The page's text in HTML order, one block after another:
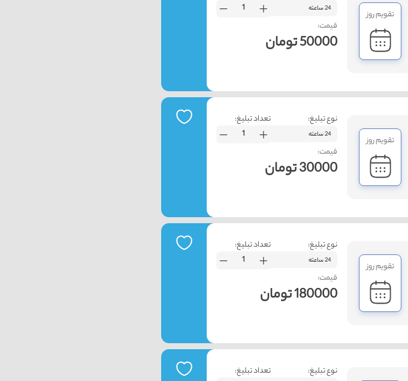
24 ساعته
قیمت:
50000 تومان
تقویم روز
نوع تبلیغ:
24 ساعته
تعداد تبلیغ:
قیمت:
30000 تومان
تقویم روز
نوع تبلیغ:
24 ساعته
تعداد تبلیغ:
قیمت:
180000 تومان
تقویم روز
نوع تبلیغ: تعداد تبلیغ: